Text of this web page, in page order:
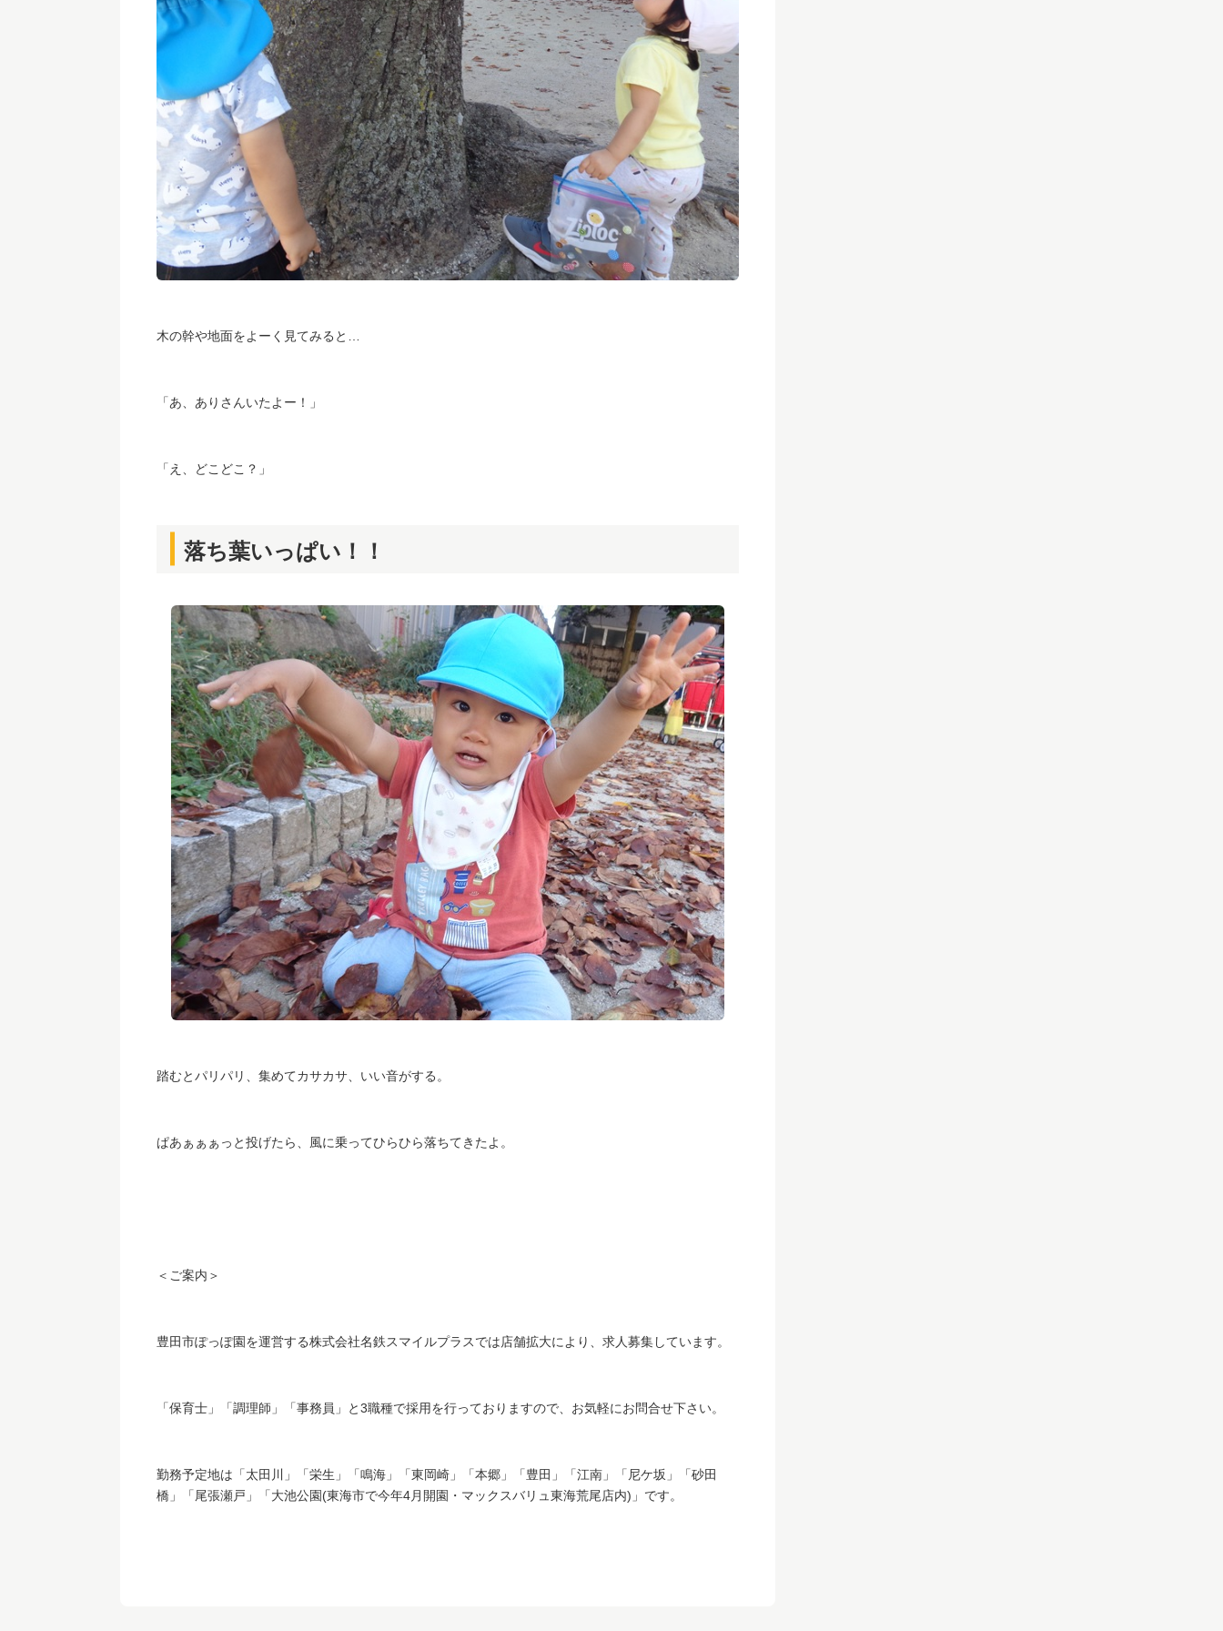
木の幹や地面をよーく見てみると…
「あ、ありさんいたよー！」
「え、どこどこ？」
落ち葉いっぱい！！
踏むとパリパリ、集めてカサカサ、いい音がする。
ぱあぁぁぁっと投げたら、風に乗ってひらひら落ちてきたよ。
＜ご案内＞
豊田市ぽっぽ園を運営する株式会社名鉄スマイルプラスでは店舗拡大により、求人募集しています。
「保育士」「調理師」「事務員」と3職種で採用を行っておりますので、お気軽にお問合せ下さい。
勤務予定地は「太田川」「栄生」「鳴海」「東岡崎」「本郷」「豊田」「江南」「尼ケ坂」「砂田
橋」「尾張瀬戸」「大池公園(東海市で今年4月開園・マックスバリュ東海荒尾店内)」です。